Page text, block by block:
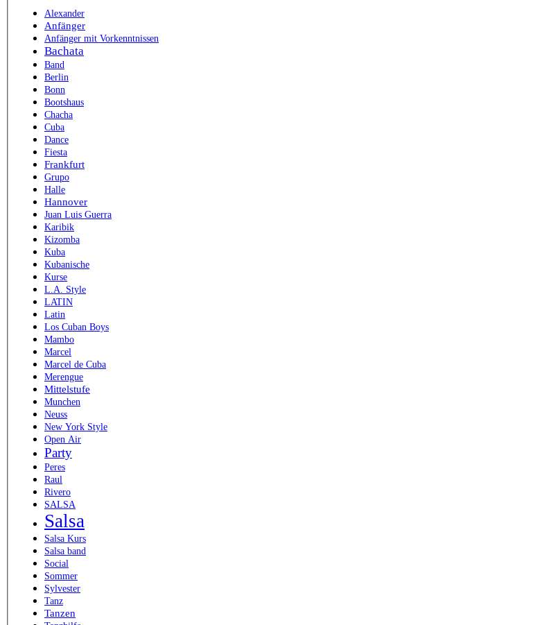
Alexander
Anfänger
Anfänger mit Vorkenntnissen
Bachata
Band
Berlin
Bonn
Bootshaus
Chacha
Cuba
Dance
Fiesta
Frankfurt
Grupo
Halle
Hannover
Juan Luis Guerra
Karibik
Kizomba
Kuba
Kubanische
Kurse
L.A. Style
LATIN
Latin
Los Cuban Boys
Mambo
Marcel
Marcel de Cuba
Merengue
Mittelstufe
Munchen
Neuss
New York Style
Open Air
Party
Peres
Raul
Rivero
SALSA
Salsa
Salsa Kurs
Salsa band
Social
Sommer
Sylvester
Tanz
Tanzen